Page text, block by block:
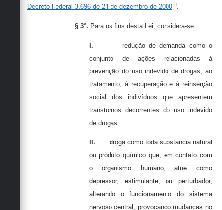
Decreto Federal 3.696 de 21 de dezembro de 2000
.
§ 3°. Para os fins desta Lei, considera-se:
I.
redução de demanda como o
conjunto de ações relacionadas à
prevenção do uso indevido de drogas, ao
tratamento, à recuperação e à reinserção
social dos indivíduos que apresentem
transtornos decorrentes do uso indevido
de drogas.
II.
droga como toda substância natural
ou produto químico que, em contato com
o organismo humano, atue como
depressor, estimulante, ou perturbador,
alterando o funcionamento do sistema
nervoso central, provocando mudanças no